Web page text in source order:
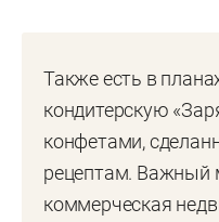
Также есть в
кондитерскую
конфетами,
рецептам. Важный
коммерческая